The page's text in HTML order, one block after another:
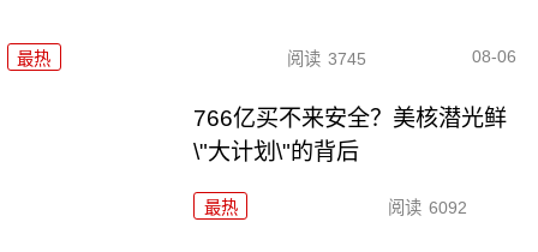
最热 阅读 3745 08-06
766亿买不来安全？美核潜光鲜
\"大计划\"的背后
最热 阅读 6092